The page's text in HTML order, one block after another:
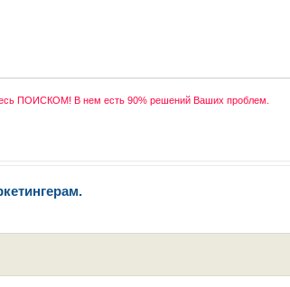
ПОИСКОМ! В нем есть 90% решений Ваших проблем.